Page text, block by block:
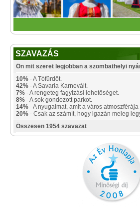
SZAVAZÁS
Ön mit szeret legjobban a szombathelyi
10% - A Tófürdőt.
42% - A Savaria Karnevált.
7% - A rengeteg fagyizási lehetőséget.
8% - A sok gondozott parkot.
14% - A nyugalmat, amit a város atmoszférája
20% - Csak az számít, hogy igazán meleg
Összesen 1954 szavazat